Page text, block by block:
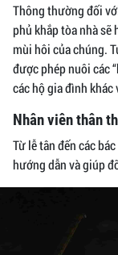
Thông thường đối
phủ khắp tòa nhà
mùi hôi của chúng.
được phép nuôi các
các hộ gia đình
Nhân viên thân
Từ lễ tân đến các
hướng dẫn và giúp